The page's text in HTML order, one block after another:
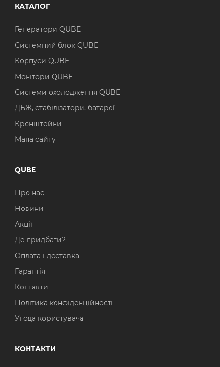
КАТАЛОГ
Генератори QUBE
Системний блок QUBE
Корпуси QUBE
Монітори QUBE
Системи охолодження QUBE
ДБЖ, стабілізатори, батареї
Кронштейни
Мапа сайту
QUBE
Про нас
Новини
Акції
Де придбати?
Оплата і доставка
Гарантія
Контакти
Політика конфіденційності
Угода користувача
КОНТАКТИ